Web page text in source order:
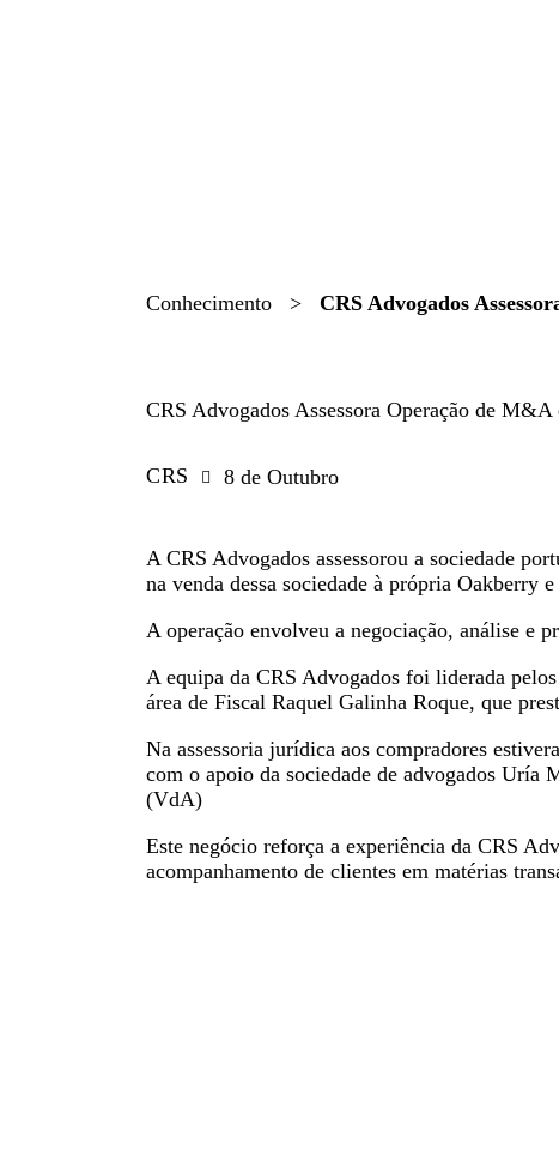
Conhecimento > CRS Advogados
CRS Advogados Assessora Operação de
CRS 8 de Outubro
A CRS Advogados assessorou a sociedade
na venda dessa sociedade à própria Oakberry
A operação envolveu a negociação, análise e
A equipa da CRS Advogados foi liderada
área de Fiscal Raquel Galinha Roque, que
Na assessoria jurídica aos compradores
com o apoio da sociedade de advogados Uría
(VdA)
Este negócio reforça a experiência da CRS
acompanhamento de clientes em matérias